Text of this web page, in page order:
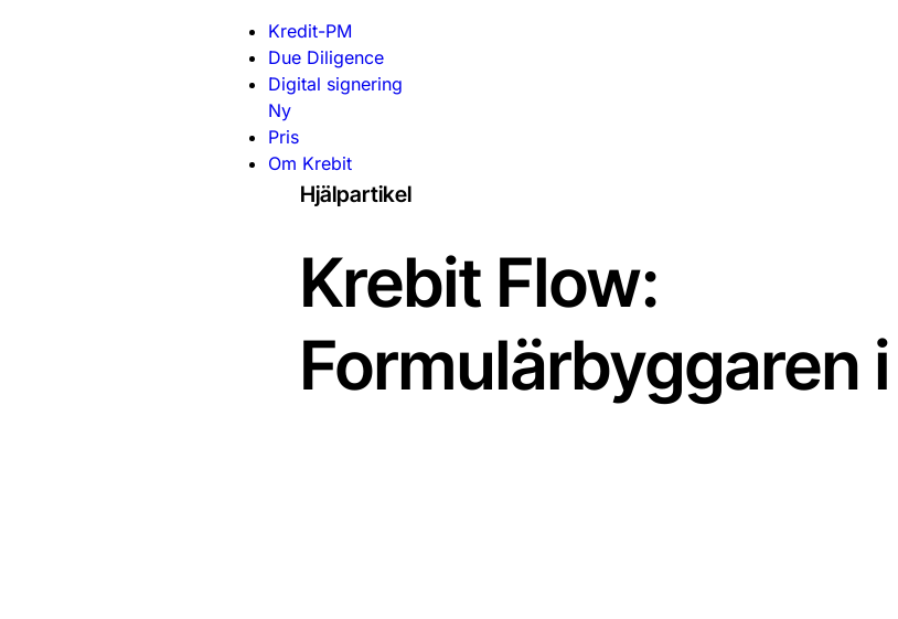
Kredit-PM
Due Diligence
Digital signering
Ny
Pris
Om Krebit
Hjälpartikel
Krebit Flow:
Formulärbyggaren